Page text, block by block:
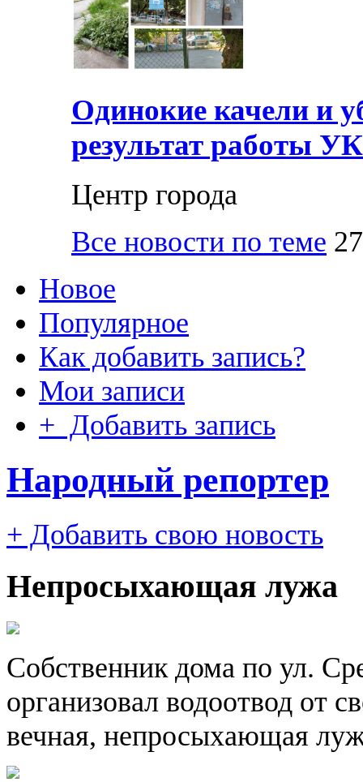
Одинокие качели и
результат работы
Центр города
Все новости по теме
Новое
Популярное
Как добавить запись?
Мои записи
+ Добавить запись
Народный репортер
+ Добавить свою новость
Непросыхающая лужа
Собственник дома по ул.
организовал водоотвод от
вечная, непросыхающая